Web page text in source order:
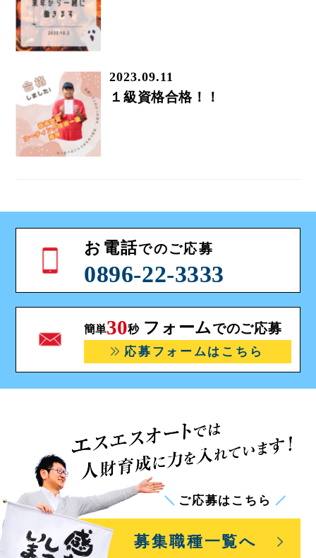
2023.09.11
１級資格合格！！
お電話でのご応募
0896-22-3333
簡単30秒 フォームでのご応募
応募フォームはこちら
ご応募はこちら
募集職種一覧へ